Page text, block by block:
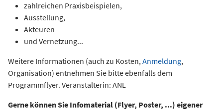
zahlreichen Praxisbeispielen,
Ausstellung,
Akteuren
und Vernetzung...
Weitere Informationen (auch zu Kosten,Anmeldung,
Organisation) entnehmen Sie bitte ebenfalls dem
Programmflyer. Veranstalterin: ANL
Gerne können Sie Infomaterial (Flyer, Poster, ...) eigener